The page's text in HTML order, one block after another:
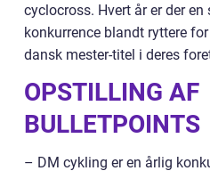
cyclocross. Hvert år er der en
konkurrence blandt ryttere
dansk mester-titel i deres
OPSTILLING AF
BULLETPOINTS
– DM cykling er en årlig